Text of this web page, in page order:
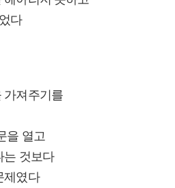
다
가져주기를
을 열고
는 것보다
제였다